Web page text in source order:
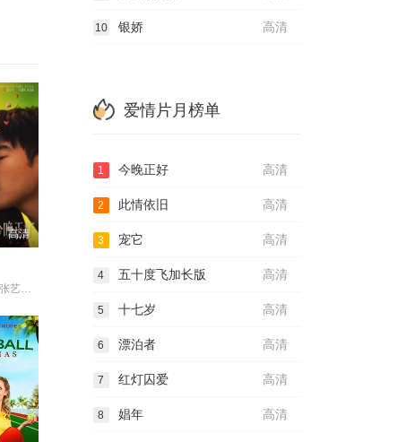
高清
马思纯 陈昊森 张艺凡 宋洋
高清
10 银娇
爱情片月榜单
高清
1 今晚正好
高清
2 此情依旧
高清
3 宠它
高清
4 五十度飞加长版
高清
5 十七岁
高清
6 漂泊者
高清
7 红灯囚爱
高清
8 娼年